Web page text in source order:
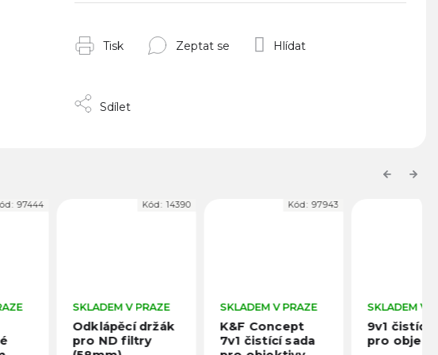
Tisk Zeptat se Hlídat
Sdílet
Previous
Odklápěcí držák
pro ND filtry
SKLADEM V PRAZE
K&F Concept
7v1 čistící sada
SKLADEM V PRAZE
9v1 čistící sada
pro objektivy
SKLADEM V PRAZE
Next